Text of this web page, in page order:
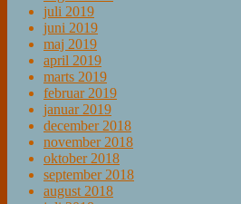
juli 2019
juni 2019
maj 2019
april 2019
marts 2019
februar 2019
januar 2019
december 2018
november 2018
oktober 2018
september 2018
august 2018